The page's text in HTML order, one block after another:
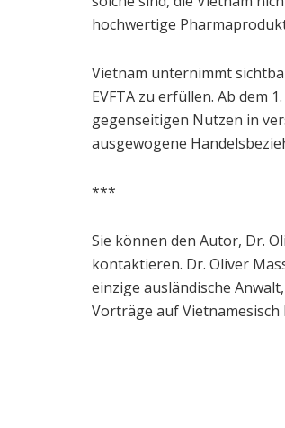
hochwertige
Vietnam unternimmt
EVFTA zu erfüllen. Ab dem
gegenseitigen Nutzen in
ausgewogene
***
Sie können den Autor, Dr.
kontaktieren. Dr. Oliver
einzige ausländische
Vorträge auf Vietnamesisch